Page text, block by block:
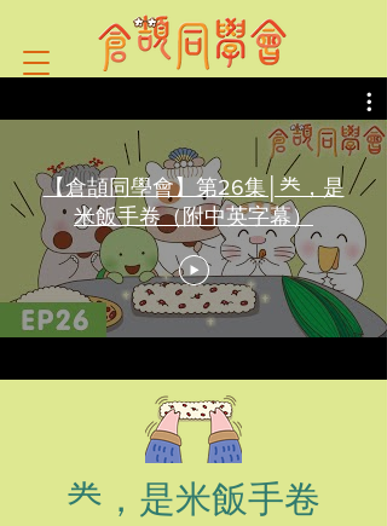
【倉頡同學會】第26集│龹，是
米飯手卷（附中英字幕）
龹，是米飯手卷